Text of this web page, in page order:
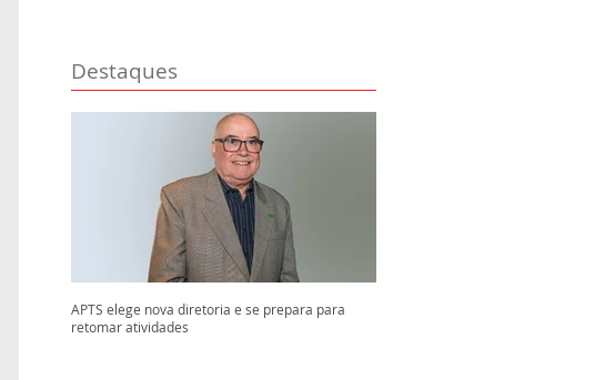
Destaques
APTS elege nova diretoria e se prepara para
retomar atividades